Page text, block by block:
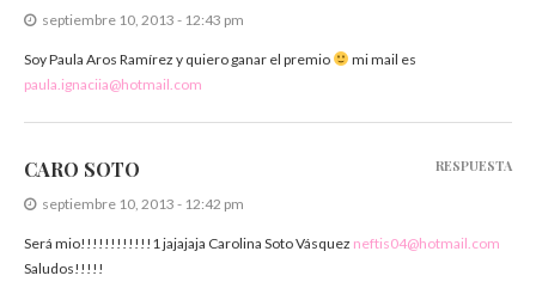
septiembre 10, 2013 - 12:43 pm
Soy Paula Aros Ramírez y quiero ganar el premio
mi mail es
paula.ignaciia@hotmail.com
CARO SOTO
septiembre 10, 2013 - 12:42 pm
Será mio!!!!!!!!!!!!1 jajajaja Carolina Soto Vásquez neftis04@hotmail.com
Saludos!!!!!
RESPUESTA